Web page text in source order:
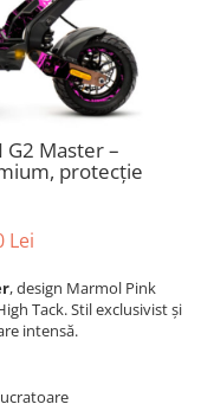
G2 Master –
protecție
Lei
, design Marmol Pink
Tack. Stil exclusivist și
intensă.